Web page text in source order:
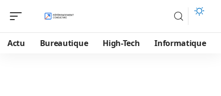
Actu Bureautique High-Tech Informatique